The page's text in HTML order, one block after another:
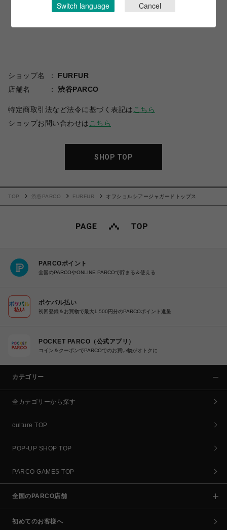
ショップ名
FURFUR
店舗名
渋谷PARCO
特定商取引法など法令に基づく表記は こちら
ショップお問い合わせは こちら
SHOP TOP
TOP 渋谷PARCO FURFUR オフショルシアージャガードトップス
PARCOポイント
全国のPARCOやONLINE PARCOで貯まる＆使える
ポケパル払い
初回登録＆お買物で最大1,500円分のPARCOポイント進呈
POCKET PARCO（公式アプリ）
コイン＆クーポンでPARCOでのお買い物がオトクに
カテゴリー
全カテゴリーから探す
culture TOP
POP-UP SHOP TOP
PARCO GAMES TOP
全国のPARCO店舗
初めてのお客様へ
Switch language Cancel